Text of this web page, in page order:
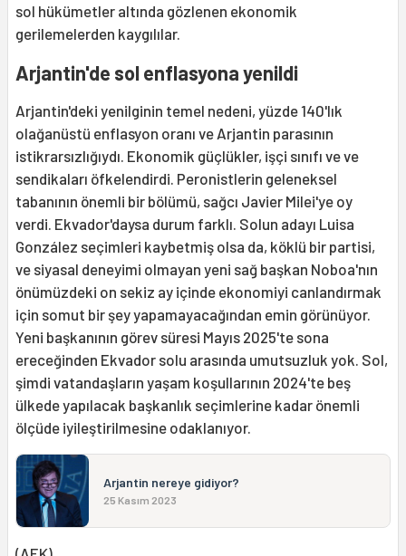
sol hükümetler altında gözlenen ekonomik
gerilemelerden kaygılılar.
Arjantin'de sol enflasyona yenildi
Arjantin'deki yenilginin temel nedeni, yüzde 140'lık
olağanüstü enflasyon oranı ve Arjantin parasının
istikrarsızlığıydı. Ekonomik güçlükler, işçi sınıfı ve ve
sendikaları öfkelendirdi. Peronistlerin geleneksel
tabanının önemli bir bölümü, sağcı Javier Milei'ye oy
verdi. Ekvador'daysa durum farklı. Solun adayı Luisa
González seçimleri kaybetmiş olsa da, köklü bir partisi,
ve siyasal deneyimi olmayan yeni sağ başkan Noboa'nın
önümüzdeki on sekiz ay içinde ekonomiyi canlandırmak
için somut bir şey yapamayacağından emin görünüyor.
Yeni başkanının görev süresi Mayıs 2025'te sona
ereceğinden Ekvador solu arasında umutsuzluk yok. Sol,
şimdi vatandaşların yaşam koşullarının 2024'te beş
ülkede yapılacak başkanlık seçimlerine kadar önemli
ölçüde iyileştirilmesine odaklanıyor.
Arjantin nereye gidiyor?
25 Kasım 2023